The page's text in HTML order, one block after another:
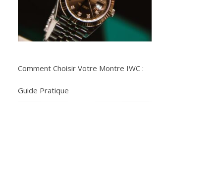
Comment Choisir Votre Montre IWC :
Guide Pratique